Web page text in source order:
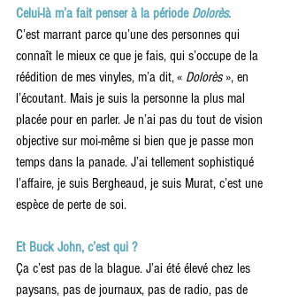
Celui-là m’a fait penser à la période Dolorès.
C’est marrant parce qu’une des personnes qui
connaît le mieux ce que je fais, qui s’occupe de la
réédition de mes vinyles, m’a dit, « Dolorès », en
l’écoutant. Mais je suis la personne la plus mal
placée pour en parler. Je n’ai pas du tout de vision
objective sur moi-même si bien que je passe mon
temps dans la panade. J’ai tellement sophistiqué
l’affaire, je suis Bergheaud, je suis Murat, c’est une
espèce de perte de soi.
Et Buck John, c’est qui ?
Ça c’est pas de la blague. J’ai été élevé chez les
paysans, pas de journaux, pas de radio, pas de